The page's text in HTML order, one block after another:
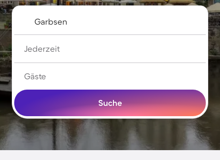
Jederzeit
Gäste
Suche